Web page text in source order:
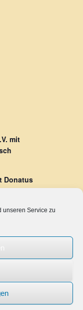
unseren Service zu
mit
Donatus
von 1876 e.V. |
- Hamich